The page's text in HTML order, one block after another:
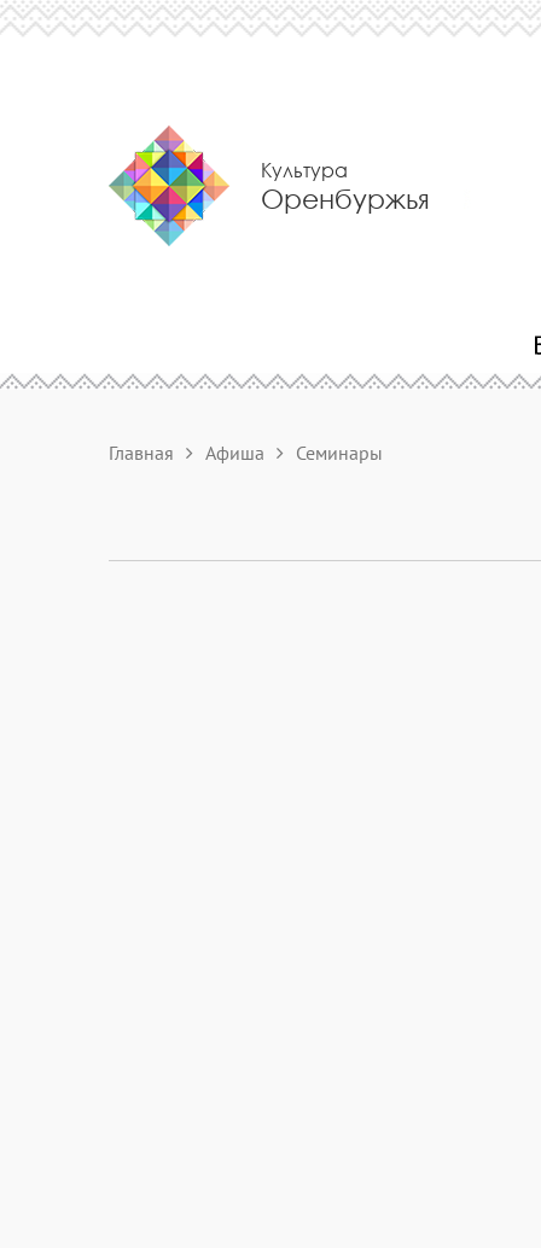
Культура
Оренбуржья
Главная Афиша Семинары